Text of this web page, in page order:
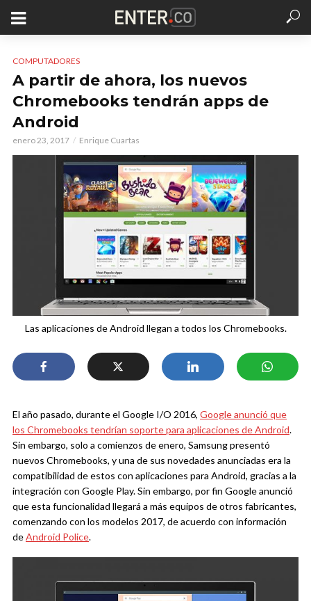
COMPUTADORES
A partir de ahora, los nuevos
Chromebooks tendrán apps de
Android
enero 23, 2017 Enrique Cuartas
Las aplicaciones de Android llegan a todos los Chromebooks.
El año pasado, durante el Google I/O 2016, Google anunció que
los Chromebooks tendrían soporte para aplicaciones de Android.
Sin embargo, solo a comienzos de enero, Samsung presentó
nuevos Chromebooks, y una de sus novedades anunciadas era la
compatibilidad de estos con aplicaciones para Android, gracias a la
integración con Google Play. Sin embargo, por fin Google anunció
que esta funcionalidad llegará a más equipos de otros fabricantes,
comenzando con los modelos 2017, de acuerdo con información
deAndroid Police.